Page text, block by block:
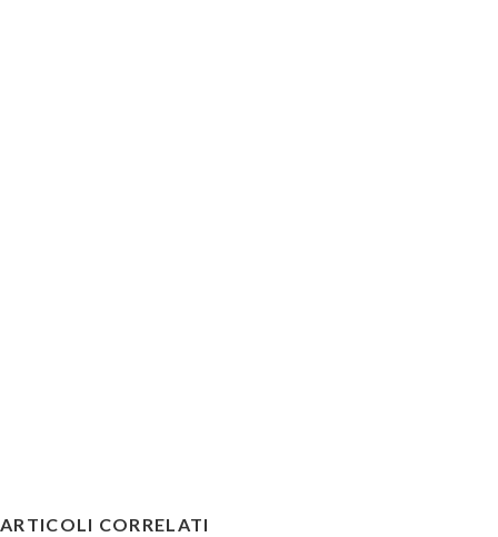
ARTICOLI CORRELATI